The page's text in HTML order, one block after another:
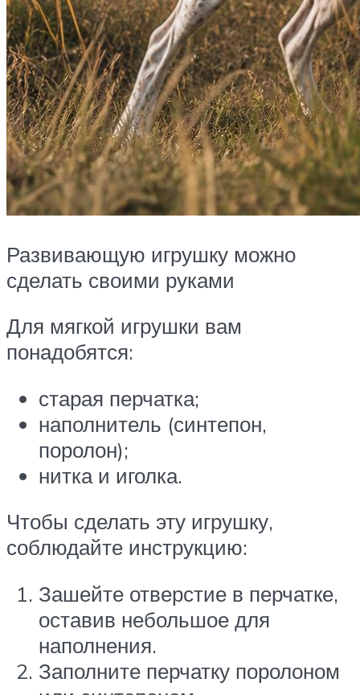
Развивающую игрушку можно
сделать своими руками
Для мягкой игрушки вам
понадобятся:
старая перчатка;
наполнитель (синтепон,
поролон);
нитка и иголка.
Чтобы сделать эту игрушку,
соблюдайте инструкцию:
Зашейте отверстие в перчатке,
оставив небольшое для
наполнения.
Заполните перчатку поролоном